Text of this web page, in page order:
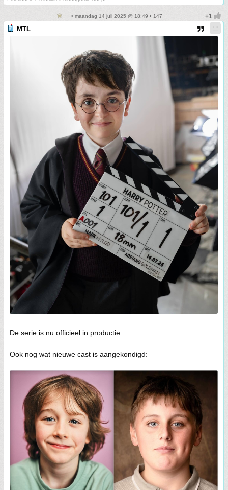
• maandag 14 juli 2025 @ 18:49 • 147
MTL
De serie is nu officieel in productie.
Ook nog wat nieuwe cast is aangekondigd: